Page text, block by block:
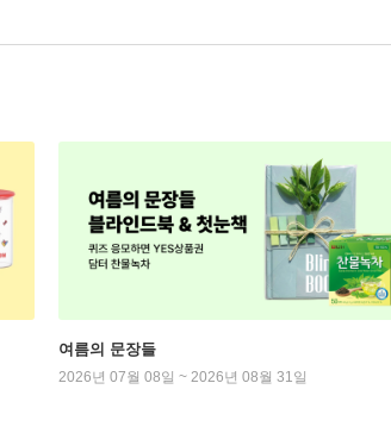
여름의 문장들
2026년 07월 08일 ~ 2026년 08월 31일